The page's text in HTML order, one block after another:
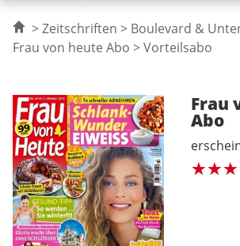
Zeitschriften
Boulevard &
Frau von heute Abo
Vorteilsabo
Frau
Abo